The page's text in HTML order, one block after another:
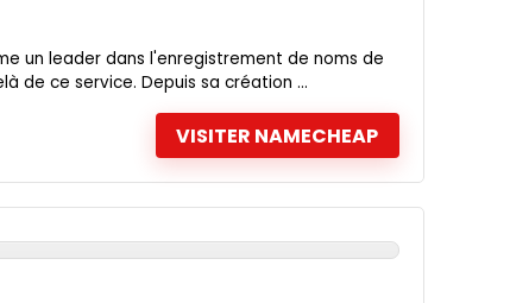
un leader dans l'enregistrement de noms de
de ce service. Depuis sa création ...
VISITER NAMECHEAP